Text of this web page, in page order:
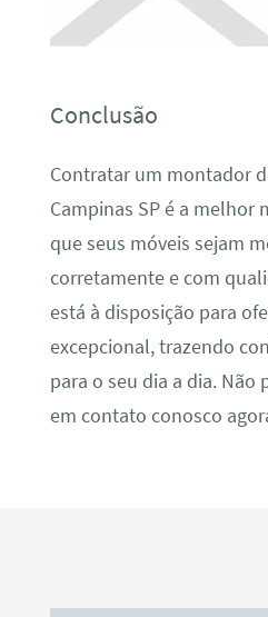
Conclusão
Contratar um montador
Campinas SP é a melhor
que seus móveis sejam
corretamente e com
está à disposição para
excepcional, trazendo
para o seu dia a dia. Não
em contato conosco